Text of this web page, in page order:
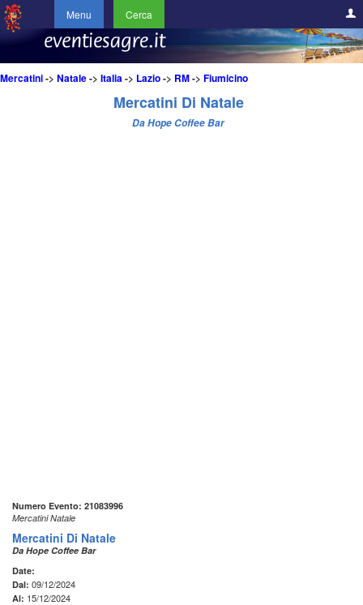
Menu Cerca
Mercatini-> Natale-> Italia-> Lazio-> RM-> Fiumicino
Mercatini Di Natale
Da Hope Coffee Bar
Numero Evento: 21083996
Mercatini Natale
Mercatini Di Natale
Da Hope Coffee Bar
Date:
Dal: 09/12/2024
Al: 15/12/2024